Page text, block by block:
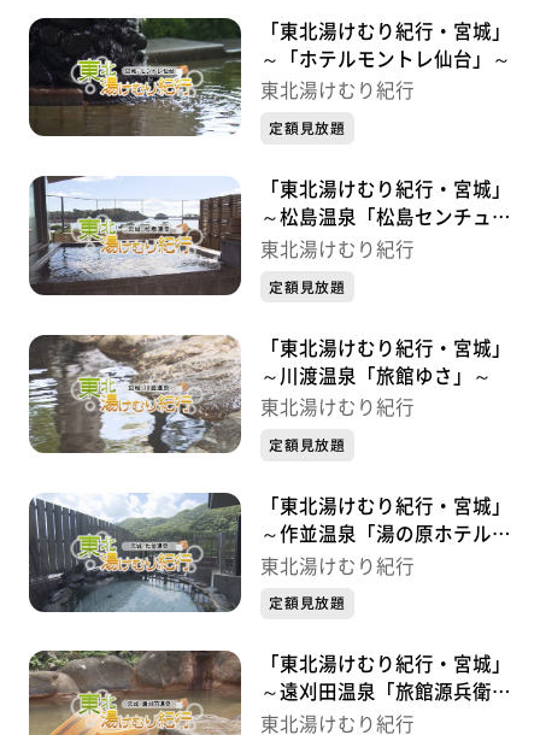
「東北湯けむり紀行・宮城」
～「ホテルモントレ仙台」～
東北湯けむり紀行
定額見放題
「東北湯けむり紀行・宮城」
～松島温泉「松島センチュリ
ーホテル」～
東北湯けむり紀行
定額見放題
「東北湯けむり紀行・宮城」
～川渡温泉「旅館ゆさ」～
東北湯けむり紀行
定額見放題
「東北湯けむり紀行・宮城」
～作並温泉「湯の原ホテル」
～
東北湯けむり紀行
定額見放題
「東北湯けむり紀行・宮城」
～遠刈田温泉「旅館源兵衛」
～
東北湯けむり紀行